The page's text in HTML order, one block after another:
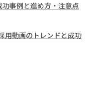
事例と進め方・注意点
用動画のトレンドと成功